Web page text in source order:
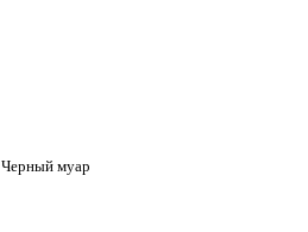
Черный муар